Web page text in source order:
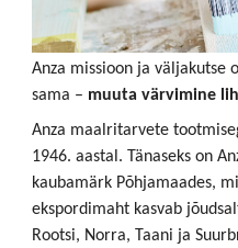
Anza missioon ja väljakutse
sama – muuta värvimine
Anza maalritarvete
1946. aastal. Tänaseks on
kaubamärk Põhjamaades,
ekspordimaht kasvab
Rootsi, Norra, Taani ja